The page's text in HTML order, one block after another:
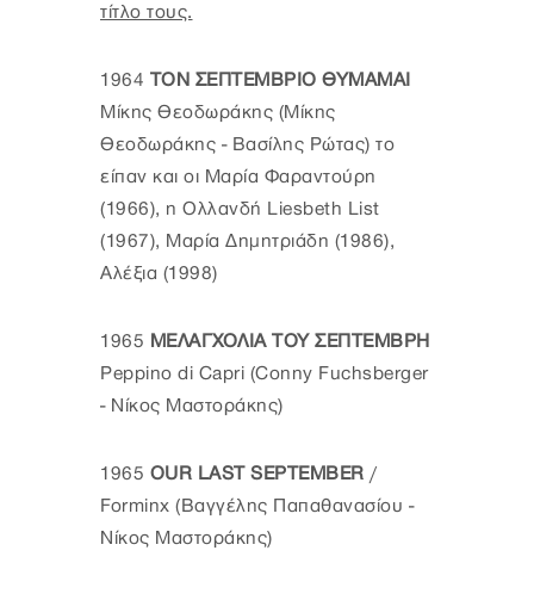
τίτλο τους.
1964 ΤΟΝ ΣΕΠΤΕΜΒΡΙΟ ΘΥΜΑΜΑΙ
Μίκης Θεοδωράκης (Μίκης
Θεοδωράκης - Βασίλης Ρώτας) το
είπαν και οι Μαρία Φαραντούρη
(1966), η Ολλανδή Liesbeth List
(1967), Μαρία Δημητριάδη (1986),
Αλέξια (1998)
1965 ΜΕΛΑΓΧΟΛΙΑ ΤΟΥ ΣΕΠΤΕΜΒΡΗ
Peppino di Capri (Conny Fuchsberger
- Νίκος Μαστοράκης)
1965 OUR LAST SEPTEMBER /
Forminx (Βαγγέλης Παπαθανασίου -
Νίκος Μαστοράκης)